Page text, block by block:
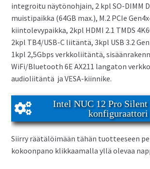
integroitu näytönohjain, 2 kpl SO-DIMM
muistipaikka (64GB max.), M.2 PCIe
kiintolevypaikka, 2kpl HDMI 2.1 TMDS
2kpl TB4/USB-C liitäntä, 3kpl USB 3.2 Gen
1kpl 2,5Gbps verkkoliitäntä,
WiFi/Bluetooth 6E AX211 langaton
audioliitäntä ja VESA-kiinnike.
Intel NUC 12 Pro
konfiguraattori
Siirry räätälöimään tähän tuotteeseen
kokoonpano klikkaamalla yllä olevaa